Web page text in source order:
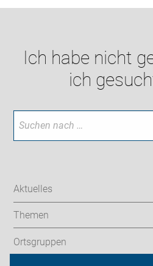
Ich habe nicht
ich
Aktuelles
Themen
Ortsgruppen